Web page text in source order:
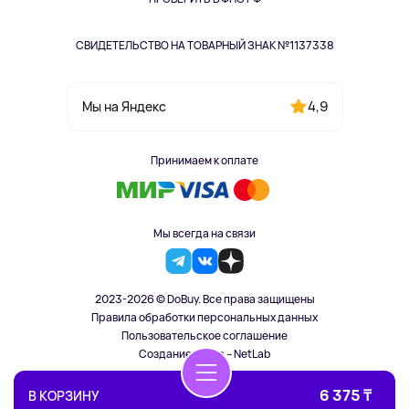
В КОРЗИНУ 6 375 ₸
СВИДЕТЕЛЬСТВО НА ТОВАРНЫЙ ЗНАК №1137338
Мы на Яндекс 4,9
Принимаем к оплате
Мы всегда на связи
2023-2026 © DoBuy. Все права защищены
Правила обработки персональных данных
Пользовательское соглашение
Создание сайта – NetLab